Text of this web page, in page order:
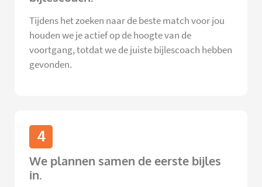
Tijdens het zoeken naar de beste match voor jou
houden we je actief op de hoogte van de
voortgang, totdat we de juiste bijlescoach hebben
gevonden.
4
We plannen samen de eerste bijles
in.